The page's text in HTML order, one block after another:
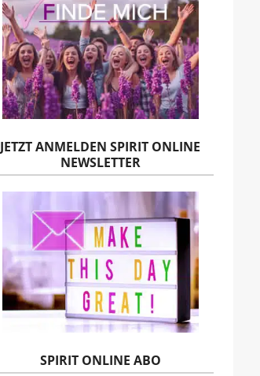
JETZT ANMELDEN SPIRIT ONLINE
NEWSLETTER
SPIRIT ONLINE ABO